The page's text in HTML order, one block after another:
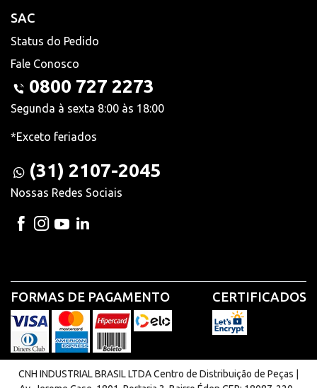
SAC
Status do Pedido
Fale Conosco
0800 727 2273
Segunda à sexta 8:00 às 18:00
*Exceto feriados
(31) 2107-2045
Nossas Redes Sociais
FORMAS DE PAGAMENTO CERTIFICADOS
CNH INDUSTRIAL BRASIL LTDA Centro de Distribuição de Peças |